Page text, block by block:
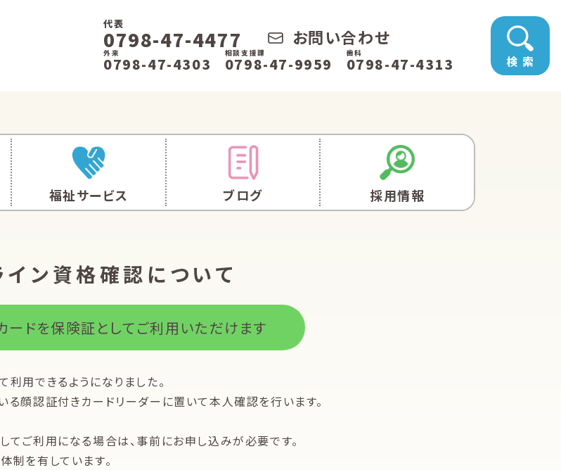
代表
0798-47-4477 お問い合わせ
外来
0798-47-4303
相談支援課
0798-47-9959
歯科
0798-47-4313 検 索
福祉サービス ブログ 採用情報
イン資格確認について
ードを保険証としてご利用いただけます
用できるようになりました。
る顔認証付きカードリーダーに置いて本人確認を行います。
ご利用になる場合は、事前にお申し込みが必要です。
を有しています。